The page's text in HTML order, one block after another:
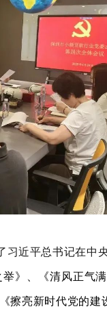
习近平总书记在中
》、《清风正气
擦亮新时代党的